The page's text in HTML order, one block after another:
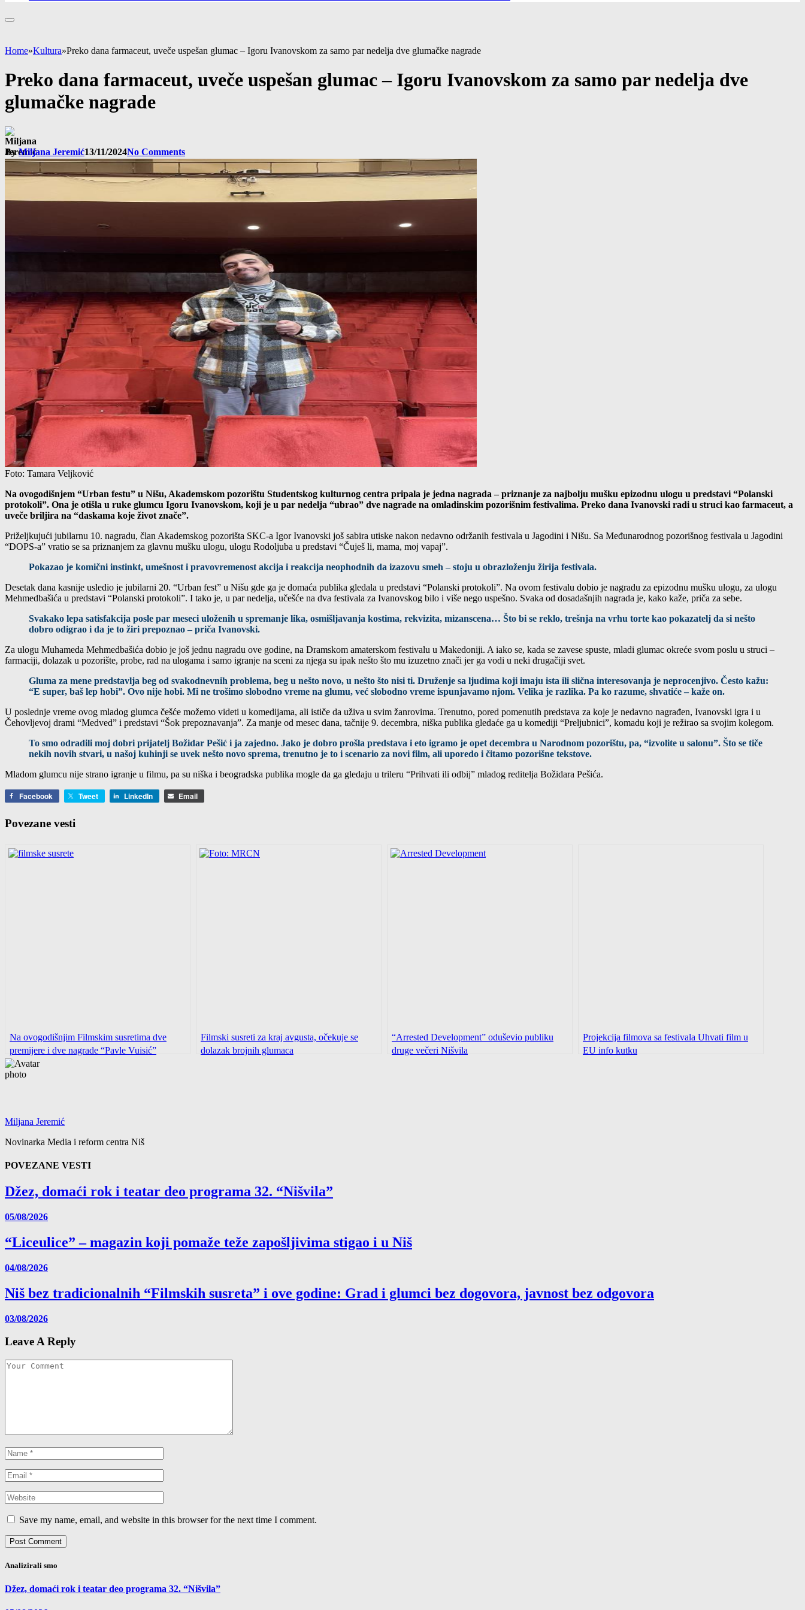
Home»Kultura»Preko dana farmaceut, uveče uspešan glumac – Igoru Ivanovskom za samo par nedelja dve glumačke nagrade
Preko dana farmaceut, uveče uspešan glumac – Igoru Ivanovskom za samo par nedelja dve
glumačke nagrade
By Miljana Jeremić13/11/2024No Comments
Foto: Tamara Veljković
Na ovogodišnjem “Urban festu” u Nišu, Akademskom pozorištu Studentskog kulturnog centra pripala je jedna nagrada – priznanje za najbolju mušku epizodnu ulogu u predstavi “Polanski
protokoli”. Ona je otišla u ruke glumcu Igoru Ivanovskom, koji je u par nedelja “ubrao” dve nagrade na omladinskim pozorišnim festivalima. Preko dana Ivanovski radi u struci kao farmaceut, a
uveče briljira na “daskama koje život znače”.
Priželjkujući jubilarnu 10. nagradu, član Akademskog pozorišta SKC-a Igor Ivanovski još sabira utiske nakon nedavno održanih festivala u Jagodini i Nišu. Sa Međunarodnog pozorišnog festivala u Jagodini
“DOPS-a” vratio se sa priznanjem za glavnu mušku ulogu, ulogu Rodoljuba u predstavi “Čuješ li, mama, moj vapaj”.
Pokazao je komični instinkt, umešnost i pravovremenost akcija i reakcija neophodnih da izazovu smeh – stoju u obrazloženju žirija festivala.
Desetak dana kasnije usledio je jubilarni 20. “Urban fest” u Nišu gde ga je domaća publika gledala u predstavi “Polanski protokoli”. Na ovom festivalu dobio je nagradu za epizodnu mušku ulogu, za ulogu
Mehmedbašića u predstavi “Polanski protokoli”. I tako je, u par nedelja, učešće na dva festivala za Ivanovskog bilo i više nego uspešno. Svaka od dosadašnjih nagrada je, kako kaže, priča za sebe.
Svakako lepa satisfakcija posle par meseci uloženih u spremanje lika, osmišljavanja kostima, rekvizita, mizanscena… Što bi se reklo, trešnja na vrhu torte kao pokazatelj da si nešto
dobro odigrao i da je to žiri prepoznao – priča Ivanovski.
Za ulogu Muhameda Mehmedbašića dobio je još jednu nagradu ove godine, na Dramskom amaterskom festivalu u Makedoniji. A iako se, kada se zavese spuste, mladi glumac okreće svom poslu u struci –
farmaciji, dolazak u pozorište, probe, rad na ulogama i samo igranje na sceni za njega su ipak nešto što mu izuzetno znači jer ga vodi u neki drugačiji svet.
Gluma za mene predstavlja beg od svakodnevnih problema, beg u nešto novo, u nešto što nisi ti. Druženje sa ljudima koji imaju ista ili slična interesovanja je neprocenjivo. Često kažu:
“E super, baš lep hobi”. Ovo nije hobi. Mi ne trošimo slobodno vreme na glumu, već slobodno vreme ispunjavamo njom. Velika je razlika. Pa ko razume, shvatiće – kaže on.
U poslednje vreme ovog mladog glumca češće možemo videti u komedijama, ali ističe da uživa u svim žanrovima. Trenutno, pored pomenutih predstava za koje je nedavno nagrađen, Ivanovski igra i u
Čehovljevoj drami “Medved” i predstavi “Šok prepoznavanja”. Za manje od mesec dana, tačnije 9. decembra, niška publika gledaće ga u komediji “Preljubnici”, komadu koji je režirao sa svojim kolegom.
To smo odradili moj dobri prijatelj Božidar Pešić i ja zajedno. Jako je dobro prošla predstava i eto igramo je opet decembra u Narodnom pozorištu, pa, “izvolite u salonu”. Što se tiče
nekih novih stvari, u našoj kuhinji se uvek nešto novo sprema, trenutno je to i scenario za novi film, ali uporedo i čitamo pozorišne tekstove.
Mladom glumcu nije strano igranje u filmu, pa su niška i beogradska publika mogle da ga gledaju u trileru “Prihvati ili odbij” mladog reditelja Božidara Pešića.
Facebook Tweet LinkedIn Email
Povezane vesti
Na ovogodišnjim Filmskim susretima dve
premijere i dve nagrade “Pavle Vuisić”
Filmski susreti za kraj avgusta, očekuje se
dolazak brojnih glumaca
“Arrested Development” oduševio publiku
druge večeri Nišvila
Projekcija filmova sa festivala Uhvati film u
EU info kutku
Miljana Jeremić
Novinarka Media i reform centra Niš
POVEZANE VESTI
Džez, domaći rok i teatar deo programa 32. “Nišvila”
05/08/2026
“Liceulice” – magazin koji pomaže teže zapošljivima stigao i u Niš
04/08/2026
Niš bez tradicionalnih “Filmskih susreta” i ove godine: Grad i glumci bez dogovora, javnost bez odgovora
03/08/2026
Leave A Reply
Save my name, email, and website in this browser for the next time I comment.
Analizirali smo
Džez, domaći rok i teatar deo programa 32. “Nišvila”